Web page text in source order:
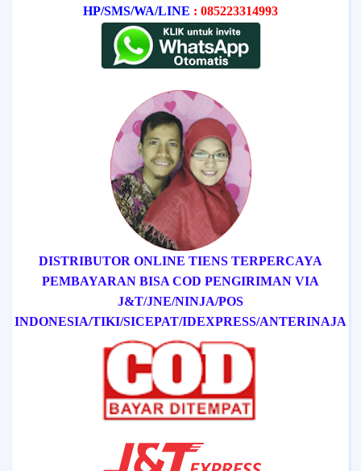
HP/SMS/WA/LINE : 085223314993
DISTRIBUTOR ONLINE TIENS TERPERCAYA
PEMBAYARAN BISA COD PENGIRIMAN VIA
J&T/JNE/NINJA/POS
INDONESIA/TIKI/SICEPAT/IDEXPRESS/ANTERINAJA